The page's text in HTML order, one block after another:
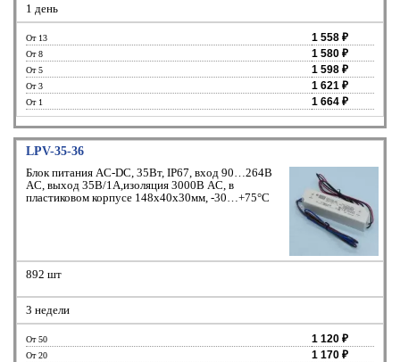
1 день
От 13 1 558 ₽
От 8 1 580 ₽
От 5 1 598 ₽
От 3 1 621 ₽
От 1 1 664 ₽
LPV-35-36
Блок питания AC-DC, 35Вт, IP67, вход 90…264В
AC, выход 35В/1А,изоляция 3000В AC, в
пластиковом корпусе 148х40х30мм, -30…+75°С
892 шт
3 недели
От 50 1 120 ₽
От 20 1 170 ₽